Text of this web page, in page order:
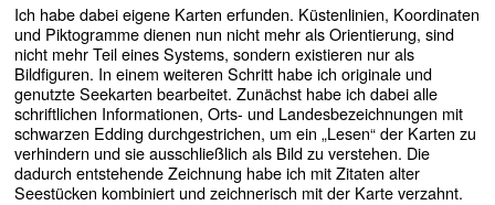
Ich habe dabei eigene Karten erfunden. Küstenlinien, Koordinaten
und Piktogramme dienen nun nicht mehr als Orientierung, sind
nicht mehr Teil eines Systems, sondern existieren nur als
Bildfiguren. In einem weiteren Schritt habe ich originale und
genutzte Seekarten bearbeitet. Zunächst habe ich dabei alle
schriftlichen Informationen, Orts- und Landesbezeichnungen mit
schwarzen Edding durchgestrichen, um ein „Lesen“ der Karten zu
verhindern und sie ausschließlich als Bild zu verstehen. Die
dadurch entstehende Zeichnung habe ich mit Zitaten alter
Seestücken kombiniert und zeichnerisch mit der Karte verzahnt.